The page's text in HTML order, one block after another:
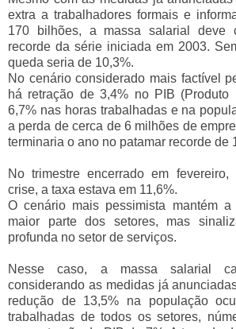
extra a trabalhadores formais e
170 bilhões, a massa salarial deve
recorde da série iniciada em 2003.
queda seria de 10,3%.
No cenário considerado mais factível
há retração de 3,4% no PIB (Produto
6,7% nas horas trabalhadas e na
a perda de cerca de 6 milhões de
terminaria o ano no patamar recorde de
No trimestre encerrado em
crise, a taxa estava em 11,6%.
O cenário mais pessimista mantém
maior parte dos setores, mas
profunda no setor de serviços.
Nesse caso, a massa salarial
considerando as medidas já
redução de 13,5% na população
trabalhadas de todos os setores,